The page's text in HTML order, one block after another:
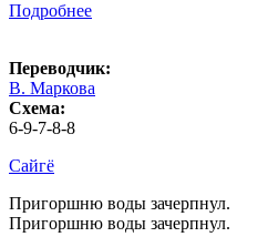
Подробнее
Переводчик:
В. Маркова
Схема:
6-9-7-8-8
Сайгё
Пригоршню воды зачерпнул.
Пригоршню воды зачерпнул.